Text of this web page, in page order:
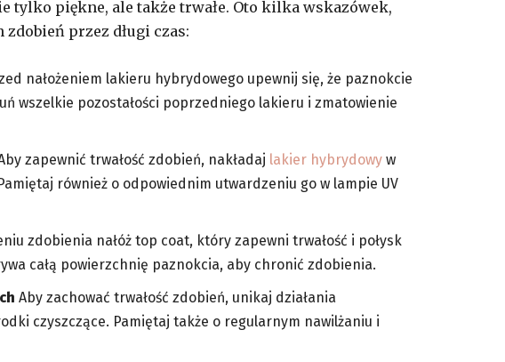
tylko piękne, ale także trwałe. Oto kilka wskazówek,
przez długi czas:
nałożeniem lakieru hybrydowego upewnij się, że paznokcie
wszelkie pozostałości poprzedniego lakieru i zmatowienie
zapewnić trwałość zdobień, nakładaj lakier hybrydowy w
również o odpowiednim utwardzeniu go w lampie UV
zdobienia nałóż top coat, który zapewni trwałość i połysk
całą powierzchnię paznokcia, aby chronić zdobienia.
Aby zachować trwałość zdobień, unikaj działania
czyszczące. Pamiętaj także o regularnym nawilżaniu i